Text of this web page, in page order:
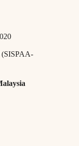
(SISPAA-